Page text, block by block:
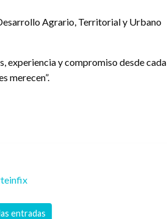
Agrario, Territorial y Urbano
experiencia y compromiso desde cada
merecen”.
entradas